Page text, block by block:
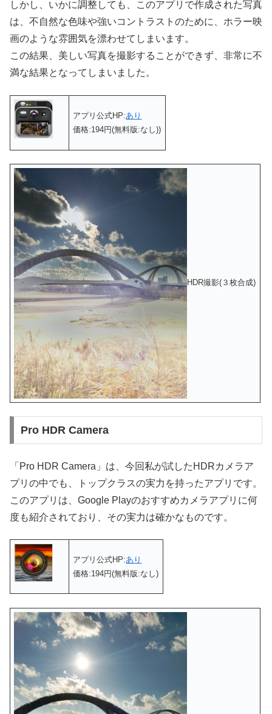
しかし、いかに調整しても、このアプリで作成された写真
は、不自然な色味や強いコントラストのために、ホラー映
画のような雰囲気を漂わせてしまいます。
この結果、美しい写真を撮影することができず、非常に不
満な結果となってしまいました。
アプリ公式HP:あり
価格:194円(無料版:なし))
HDR撮影(３枚合成)
Pro HDR Camera
「Pro HDR Camera」は、今回私が試したHDRカメラア
プリの中でも、トップクラスの実力を持ったアプリです。
このアプリは、Google Playのおすすめカメラアプリに何
度も紹介されており、その実力は確かなものです。
アプリ公式HP:あり
価格:194円(無料版:なし)